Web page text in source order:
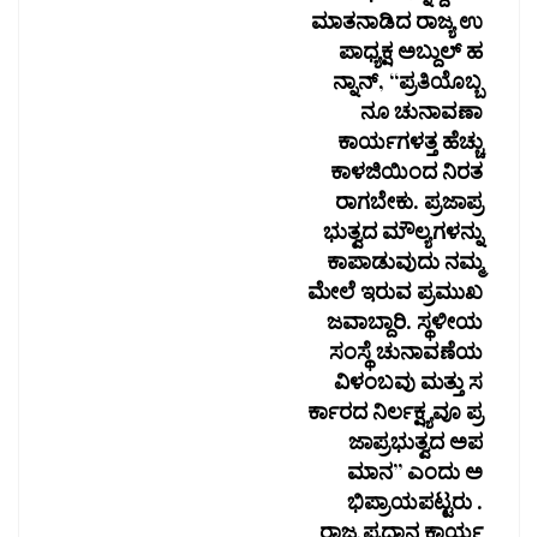
ಮಾತನಾಡಿದ ರಾಜ್ಯ ಉ
ಪಾಧ್ಯಕ್ಷ ಅಬ್ದುಲ್ ಹ
ನ್ನಾನ್, “ಪ್ರತಿಯೊಬ್ಬ
ನೂ ಚುನಾವಣಾ
ಕಾರ್ಯಗಳತ್ತ ಹೆಚ್ಚು
ಕಾಳಜಿಯಿಂದ ನಿರತ
ರಾಗಬೇಕು. ಪ್ರಜಾಪ್ರ
ಭುತ್ವದ ಮೌಲ್ಯಗಳನ್ನು
ಕಾಪಾಡುವುದು ನಮ್ಮ
ಮೇಲೆ ಇರುವ ಪ್ರಮುಖ
ಜವಾಬ್ದಾರಿ. ಸ್ಥಳೀಯ
ಸಂಸ್ಥೆ ಚುನಾವಣೆಯ
ವಿಳಂಬವು ಮತ್ತು ಸ
ರ್ಕಾರದ ನಿರ್ಲಕ್ಷ್ಯವೂ ಪ್ರ
ಜಾಪ್ರಭುತ್ವದ ಅಪ
ಮಾನ” ಎಂದು ಅ
ಭಿಪ್ರಾಯಪಟ್ಟರು .
ರಾಜ್ಯ ಪ್ರಧಾನ ಕಾರ್ಯ